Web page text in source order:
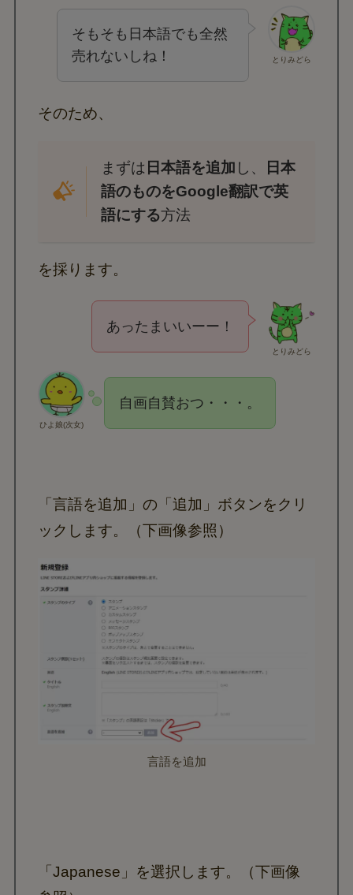
とりみどら
そもそも日本語でも全然
売れないしね！
そのため、
まずは 日本語を追加 し、
日本
語のものをGoogle翻訳で英
語にする方法
を採ります。
とりみどら
あったまいいーー！
ひよ娘(次女)
自画自賛おつ・・・。
「言語を追加」の「追加」ボタンをクリ
ックします。（下画像参照）
言語を追加
「Japanese」を選択します。（下画像